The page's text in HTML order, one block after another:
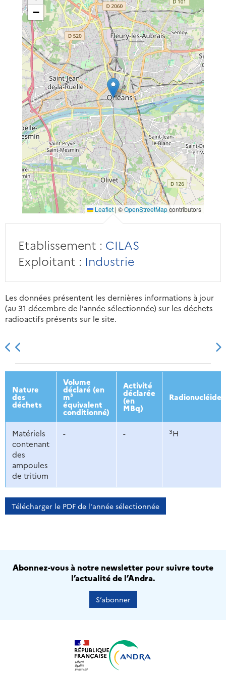
−
Leaflet | ©OpenStreetMapcontributors
Etablissement : CILAS
Exploitant : Industrie
Les données présentent les dernières informations à jour
(au 31 décembre de l’année sélectionnée) sur les déchets
radioactifs présents sur le site.
2013 2014 2015 2016
Nature
des
déchets
Volume
déclaré (en
m³
équivalent
conditionné)
Activité
déclarée
(en
MBq)
Radionucléides
Matériels
contenant
des
ampoules
de tritium
- - 3H
Télécharger le PDF de l'année sélectionnée
Abonnez-vous à notre newsletter pour suivre toute
l’actualité de l’Andra.
S’abonner